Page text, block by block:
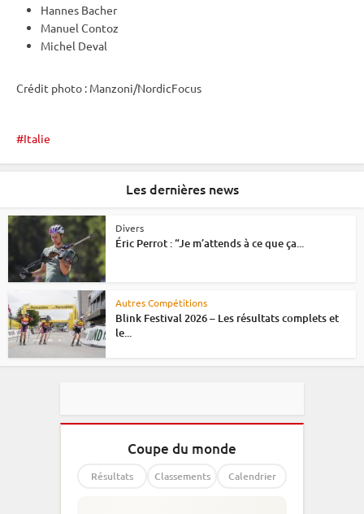
Hannes Bacher
Manuel Contoz
Michel Deval
Crédit photo : Manzoni/NordicFocus
Italie
Les dernières news
Divers
Éric Perrot : “Je m’attends à ce que ça...
Autres Compétitions
Blink Festival 2026 – Les résultats complets et
le...
Coupe du monde
Résultats Classements Calendrier